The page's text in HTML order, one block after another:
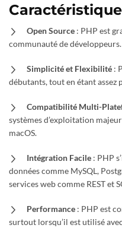
Open Source : PHP est
communauté de développeurs.
Simplicité et Flexibilité :
débutants, tout en étant assez
Compatibilité Multi-
systèmes d’exploitation
macOS.
Intégration Facile : PHP
données comme MySQL,
services web comme REST et
Performance : PHP est
surtout lorsqu’il est utilisé